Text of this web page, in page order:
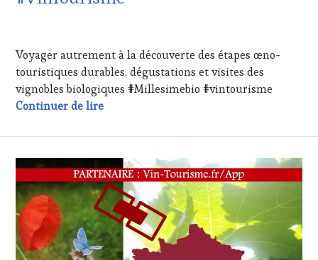
INVITATIONS
&
DÉGUSTATIONS,
WINE
TASTING,
MÉDIAS,
ÉCRITE,
RADIO,
TV,
WEB,
OENOTOURISME,
PRODUCTEURS
TERROIR
2023
Voyager autrement à la découverte des étapes œno-
touristiques durables, dégustations et visites des
vignobles biologiques #Millesimebio #vintourisme
Continuer de lireVoyager autrement à la découverte de